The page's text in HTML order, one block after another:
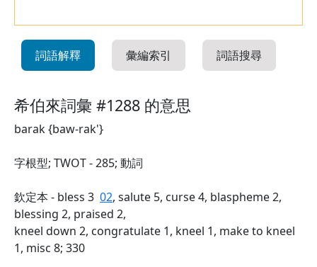
詞語解釋 彙編索引 詞語搜尋
希伯來詞彙 #1288 的意思
barak {baw-rak'}
字根型; TWOT - 285; 動詞
欽定本 - bless 3 02, salute 5, curse 4, blaspheme 2,
blessing 2, praised 2,
kneel down 2, congratulate 1, kneel 1, make to kneel
1, misc 8; 330